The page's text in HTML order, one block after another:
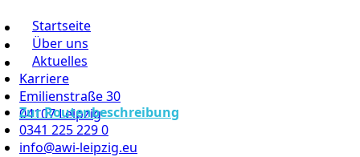
Startseite
Über uns
Aktuelles
Karriere
Emilienstraße 30
04107 Leipzig
Zur Routenbeschreibung
0341 225 229 0
info@awi-leipzig.eu